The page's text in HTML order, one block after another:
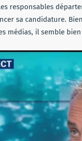
responsables
sa candidature.
médias, il semble